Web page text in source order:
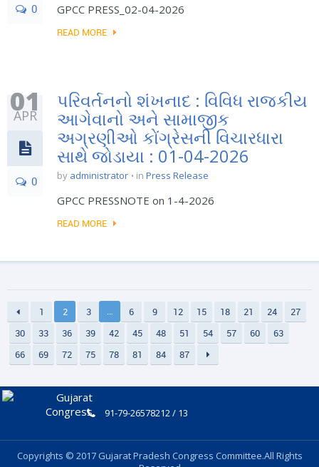
0 GPCC PRESS_02-04-2026
READ MORE
01
APR
0
પરિવર્તનનો શંખનાદ : વિવિધ રાજકીય
આગેવાનો અને સામાજીક
અગ્રણીઓ કોંગ્રેસની વિચારધારા
સાથે જોડાયા : 01-04-2026
by administrator in Press Release
GPCC PRESSNOTE on 1-4-2026
READ MORE
1 2 3 … 6 9 12 15 18 21 24
27
30
33 36 39 42 45 48 51 54 57 60
63
66
69 72 75 78 81 84 87
91-79-26578212 / 13
Copyrights © 2017 Gujarat Pradesh Congress Committee.All Rights